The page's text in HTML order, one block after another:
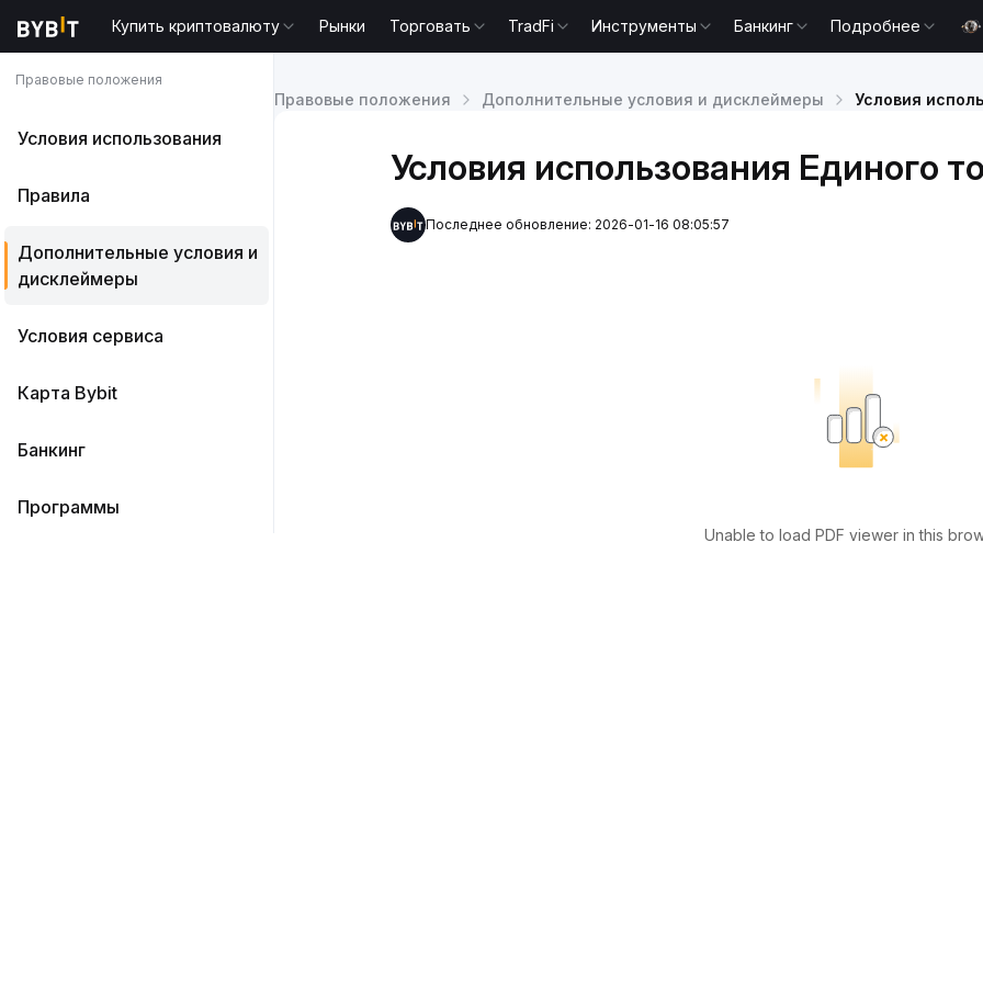
Купить криптовалюту Рынки Торговать TradFi Инструменты Банкинг Подробнее
Правовые положения
Условия использования
Правила
Дополнительные условия и
дисклеймеры
Условия сервиса
Карта Bybit
Банкинг
Программы
Правовые положения Дополнительные условия и дисклеймеры Условия
Условия использования Единого
Последнее обновление: 2026-01-16 08:05:57
Unable to load PDF viewer in this